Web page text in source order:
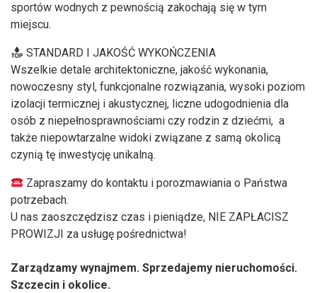
sportów wodnych z pewnością zakochają się w tym
miejscu.
STANDARD I JAKOŚĆ WYKOŃCZENIA
Wszelkie detale architektoniczne, jakość wykonania,
nowoczesny styl, funkcjonalne rozwiązania, wysoki poziom
izolacji termicznej i akustycznej, liczne udogodnienia dla
osób z niepełnosprawnościami czy rodzin z dziećmi, a
także niepowtarzalne widoki związane z samą okolicą
czynią tę inwestycję unikalną.
Zapraszamy do kontaktu i porozmawiania o Państwa
potrzebach.
U nas zaoszczędzisz czas i pieniądze, NIE ZAPŁACISZ
PROWIZJI za usługę pośrednictwa!
Zarządzamy wynajmem. Sprzedajemy nieruchomości.
Szczecin i okolice.